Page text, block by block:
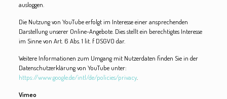
ausloggen.
Die Nutzung von YouTube erfolgt im Interesse einer ansprechenden
Darstellung unserer Online-Angebote. Dies stellt ein berechtigtes Interesse
im Sinne von Art. 6 Abs. 1 lit. f DSGVO dar.
Weitere Informationen zum Umgang mit Nutzerdaten finden Sie in der
Datenschutzerklärung von YouTube unter:
https://www.google.de/intl/de/policies/privacy.
Vimeo